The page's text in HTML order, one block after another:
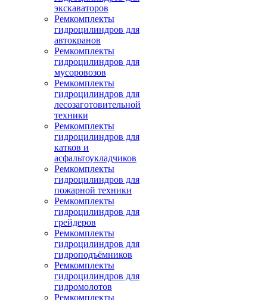
экскаваторов
Ремкомплекты
гидроцилиндров для
автокранов
Ремкомплекты
гидроцилиндров для
мусоровозов
Ремкомплекты
гидроцилиндров для
лесозаготовительной
техники
Ремкомплекты
гидроцилиндров для
катков и
асфальтоукладчиков
Ремкомплекты
гидроцилиндров для
пожарной техники
Ремкомплекты
гидроцилиндров для
грейдеров
Ремкомплекты
гидроцилиндров для
гидроподъёмников
Ремкомплекты
гидроцилиндров для
гидромолотов
Ремкомплекты